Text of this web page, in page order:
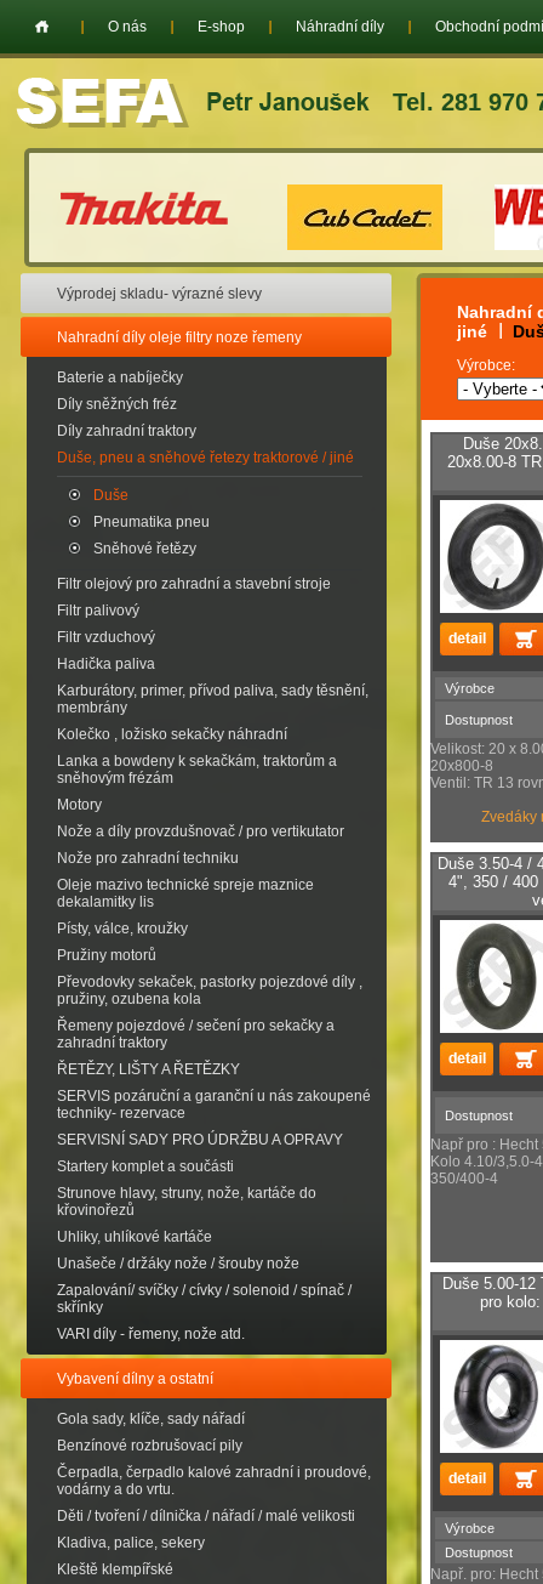
Tel. 281 970
O nás E-shop Náhradní díly Obchodní
Výprodej skladu- výrazné slevy
Nahradní díly oleje filtry noze řemeny
Baterie a nabíječky
Díly sněžných fréz
Díly zahradní traktory
Duše, pneu a sněhové řetezy traktorové / jiné
Duše
Pneumatika pneu
Sněhové řetězy
Filtr olejový pro zahradní a stavební stroje
Filtr palivový
Filtr vzduchový
Hadička paliva
Karburátory, primer, přívod paliva, sady těsnění,
membrány
Kolečko , ložisko sekačky náhradní
Lanka a bowdeny k sekačkám, traktorům a
sněhovým frézám
Motory
Nože a díly provzdušnovač / pro vertikutator
Nože pro zahradní techniku
Oleje mazivo technické spreje maznice
dekalamitky lis
Písty, válce, kroužky
Pružiny motorů
Převodovky sekaček, pastorky pojezdové díly ,
pružiny, ozubena kola
Řemeny pojezdové / sečení pro sekačky a
zahradní traktory
ŘETĚZY, LIŠTY A ŘETĚZKY
SERVIS pozáruční a garanční u nás zakoupené
techniky- rezervace
SERVISNÍ SADY PRO ÚDRŽBU A OPRAVY
Startery komplet a součásti
Strunove hlavy, struny, nože, kartáče do
křovinořezů
Uhliky, uhlíkové kartáče
Unašeče / držáky nože / šrouby nože
Zapalování/ svíčky / cívky / solenoid / spínač /
skřínky
VARI díly - řemeny, nože atd.
Vybavení dílny a ostatní
Gola sady, klíče, sady nářadí
Benzínové rozbrušovací pily
Čerpadla, čerpadlo kalové zahradní i proudové,
vodárny a do vrtu.
Děti / tvoření / dílnička / nářadí / malé velikosti
Kladiva, palice, sekery
Kleště klempířské
Nahradní
jiné
Výrobce:
Duše
20x8.00-8
Výrobce
Dostupnost
Velikost: 20 x
20x800-8
Ventil: TR 13
Zvedáky
Duše 3.50-4 /
4", 350 /
Dostupnost
Např pro :
Kolo 4.10/3,5.0-4
350/400-4
Duše 5.00-12
pro
Výrobce
Dostupnost
Např. pro: Hecht